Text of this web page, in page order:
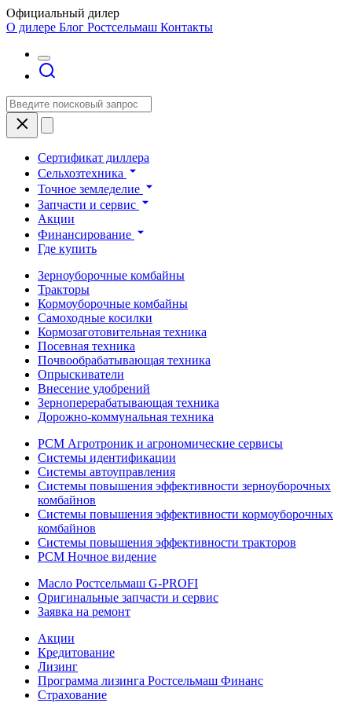
Официальный дилер
О дилере Блог Ростсельмаш Контакты
Сертификат диллера
Сельхозтехника
Точное земледелие
Запчасти и сервис
Акции
Финансирование
Где купить
Зерноуборочные комбайны
Тракторы
Кормоуборочные комбайны
Самоходные косилки
Кормозаготовительная техника
Посевная техника
Почвообрабатывающая техника
Опрыскиватели
Внесение удобрений
Зерноперерабатывающая техника
Дорожно-коммунальная техника
РСМ Агротроник и агрономические сервисы
Системы идентификации
Системы автоуправления
Системы повышения эффективности зерноуборочных
комбайнов
Системы повышения эффективности кормоуборочных
комбайнов
Системы повышения эффективности тракторов
РСМ Ночное видение
Масло Ростсельмаш G-PROFI
Оригинальные запчасти и сервис
Заявка на ремонт
Акции
Кредитование
Лизинг
Программа лизинга Ростсельмаш Финанс
Страхование